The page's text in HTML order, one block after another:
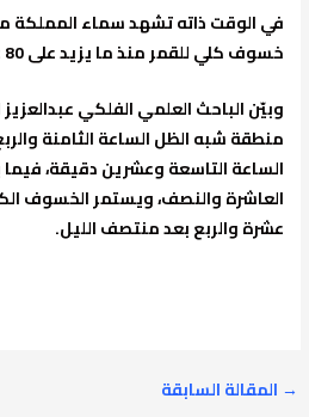
في الوقت ذاته تشهد سماء المملكة
خسوف كلي للقمر منذ ما يزيد على 80 عاماً.
وبيّن الباحث العلمي الفلكي
منطقة شبه الظل الساعة الثامنة
الساعة التاسعة وعشرين دقيقة،
العاشرة والنصف، ويستمر الخسوف
عشرة والربع بعد منتصف الليل.
→ المقالة السابقة